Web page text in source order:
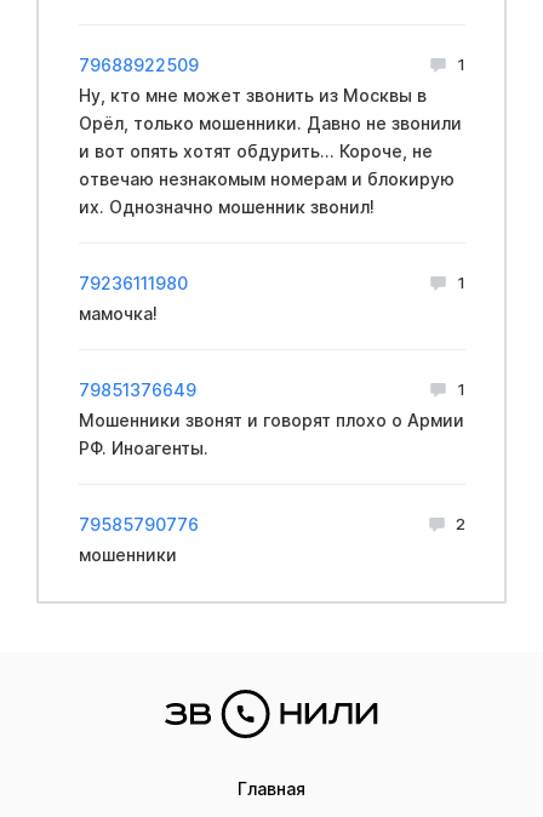
79688922509 1
Ну, кто мне может звонить из Москвы в
Орёл, только мошенники. Давно не звонили
и вот опять хотят обдурить... Короче, не
отвечаю незнакомым номерам и блокирую
их. Однозначно мошенник звонил!
79236111980 1
мамочка!
79851376649 1
Мошенники звонят и говорят плохо о Армии
РФ. Иноагенты.
79585790776 2
мошенники
Главная